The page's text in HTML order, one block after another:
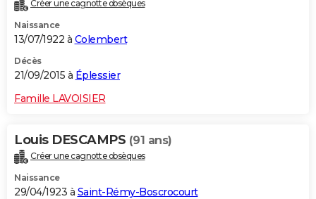
Créer une cagnotte obsèques
Naissance
13/07/1922 à Colembert
Décès
21/09/2015 à Éplessier
Famille LAVOISIER
Louis DESCAMPS (91 ans)
Créer une cagnotte obsèques
Naissance
29/04/1923 à Saint-Rémy-Boscrocourt